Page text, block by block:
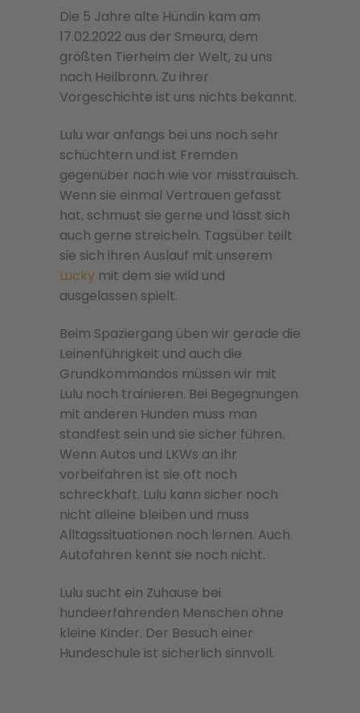
Die 5 Jahre alte Hündin kam am
17.02.2022 aus der Smeura, dem
größten Tierheim der Welt, zu uns
nach Heilbronn. Zu ihrer
Vorgeschichte ist uns nichts bekannt.
Lulu war anfangs bei uns noch sehr
schüchtern und ist Fremden
gegenüber nach wie vor misstrauisch.
Wenn sie einmal Vertrauen gefasst
hat, schmust sie gerne und lässt sich
auch gerne streicheln. Tagsüber teilt
sie sich ihren Auslauf mit unserem
Lucky mit dem sie wild und
ausgelassen spielt.
Beim Spaziergang üben wir gerade die
Leinenführigkeit und auch die
Grundkommandos müssen wir mit
Lulu noch trainieren. Bei Begegnungen
mit anderen Hunden muss man
standfest sein und sie sicher führen.
Wenn Autos und LKWs an ihr
vorbeifahren ist sie oft noch
schreckhaft. Lulu kann sicher noch
nicht alleine bleiben und muss
Alltagssituationen noch lernen. Auch
Autofahren kennt sie noch nicht.
Lulu sucht ein Zuhause bei
hundeerfahrenden Menschen ohne
kleine Kinder. Der Besuch einer
Hundeschule ist sicherlich sinnvoll.